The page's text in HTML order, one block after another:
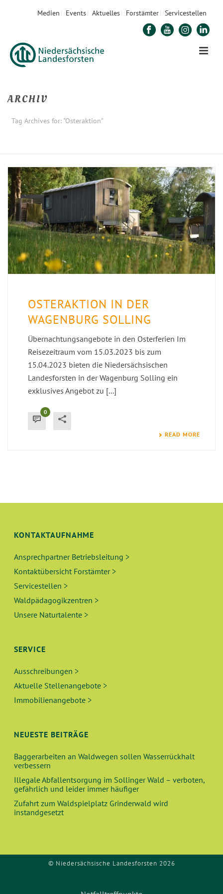
Medien Events Aktuelles Forstämter Servicestellen
ARCHIV
Tag Archives for: "Osteraktion"
OSTERAKTION IN DER
WAGENBURG SOLLING
Übernachtungsangebote in den Osterferien Im
Reisezeitraum vom 15.03.2023 bis zum
15.04.2023 bieten die Niedersächsischen
Landesforsten in der Wagenburg Solling ein
exklusives Angebot zu [...]
0
READ MORE
KONTAKTAUFNAHME
Ansprechpartner Betriebsleitung >
Kontaktübersicht Forstämter >
Servicestellen >
Waldpädagogikzentren >
Unsere Naturtalente >
SERVICE
Ausschreibungen >
Aktuelle Stellenangebote >
Immobilienangebote >
NEUESTE BEITRÄGE
Baggerarbeiten an Waldwegen sollen Wasserrückhalt
verbessern
Illegale Abfallentsorgung im Sollinger Wald – verboten,
gefährlich und leider immer häufiger
Zufahrt zum Waldspielplatz Grinderwald wird
instandgesetzt
© Niedersächsische Landesforsten 2026